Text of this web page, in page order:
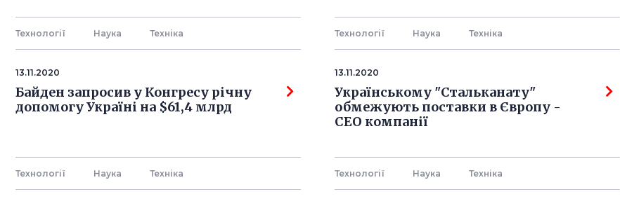
Технології Наука Технiка Технології Наука Технiка
13.11.2020
Байден запросив у Конгресу річну
допомогу Україні на $61,4 млрд
Технології Наука Технiка
13.11.2020
Українському "Стальканату"
обмежують поставки в Європу -
СЕО компанії
Технології Наука Технiка